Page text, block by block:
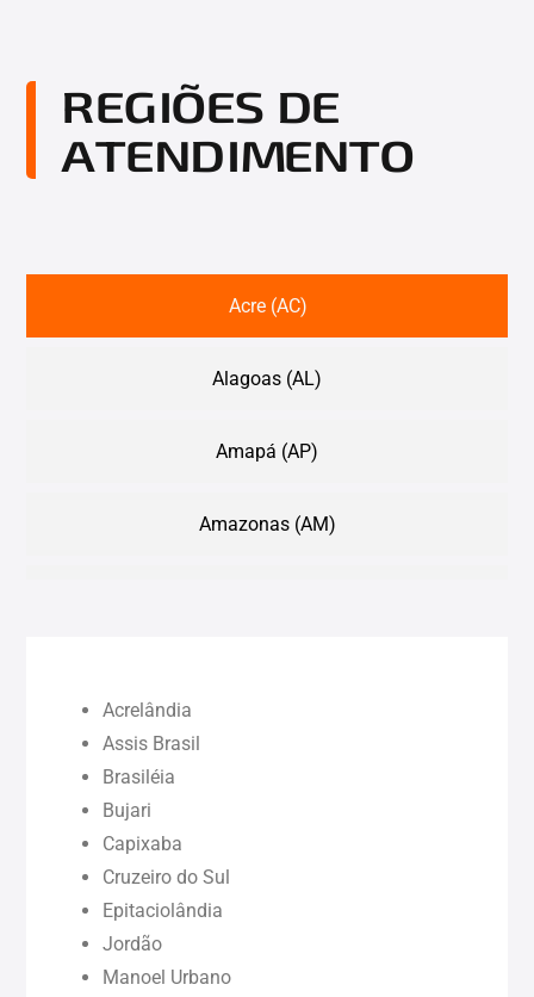
REGIÕES DE
ATENDIMENTO
Acre (AC)
Alagoas (AL)
Amapá (AP)
Amazonas (AM)
Paraíba (PB)
Acrelândia
Assis Brasil
Brasiléia
Bujari
Capixaba
Cruzeiro do Sul
Epitaciolândia
Jordão
Manoel Urbano